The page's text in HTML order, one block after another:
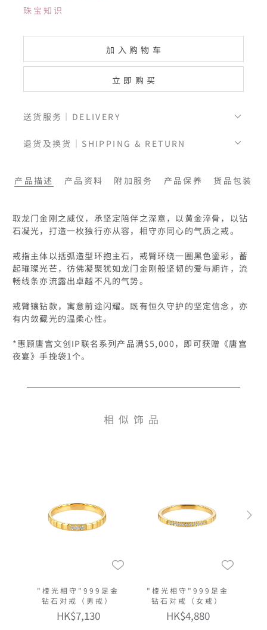
珠宝知识
加入购物车
立即购买
送货服务｜DELIVERY
退货及换货｜SHIPPING & RETURN
产品描述 产品资料 附加服务 产品保养 货品包装
取龙门金刚之威仪，承坚定陪伴之深意，以黄金淬骨，以钻
石凝光，打造一枚独行亦从容，相守亦同心的气质之戒。
戒指主体以括弧造型环抱主石，戒臂环绕一圈黑色鎏彩，蓄
起璀璨光芒，彷佛凝聚犹如龙门金刚般坚韧的爱与期许，流
畅线条亦流露出卓越不凡的气势。
戒臂镶钻款，寓意前途闪耀。既有恒久守护的坚定信念，亦
有内敛藏光的温柔心性。
*惠顾唐宫文创IP联名系列产品满$5,000，即可获赠《唐宫
夜宴》手挽袋1个。
相似饰品
"棱光相守"999足金
钻石对戒（男戒）
HK$7,130
"棱光相守"999足金
钻石对戒（女戒）
HK$4,880